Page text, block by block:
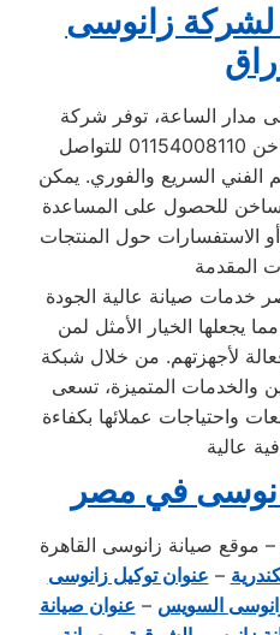
زانوسى
مدار الساعة، توفر شركة
زانوسى الوراق الخط الساخن 01154008110 للتواصل
الفني السريع والفوري. يمكن
للحصول على المساعدة
الاستفسارات حول المنتجات
خدمات صيانة عالية الجودة
يجعلها الخيار الأمثل لمن
لأجهزتهم. من خلال شبكة
والخدمات المتميزة، تسعى
واحتياجات عملائها بكفاءة
في مصر
موقع صيانة زانوسى القاهرة
– عنوان توكيل زانوسى
السويس – عنوان صيانة